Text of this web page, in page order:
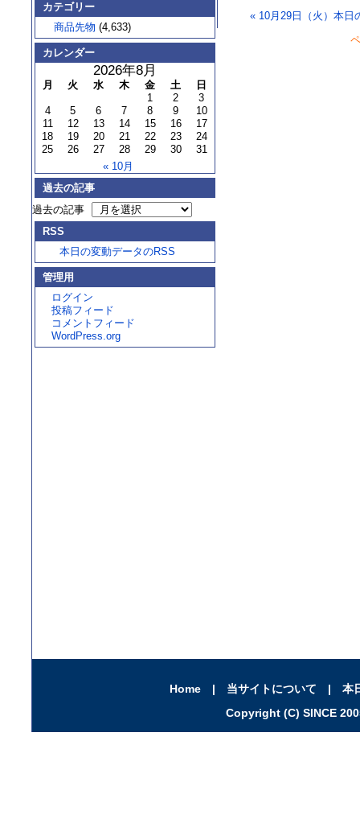
«10月29日（火）本日
カテゴリー
商品先物 (4,633)
カレンダー
2026年8月
月 火 水 木 金 土
日
1
2
3
4
5 6 7 8 9
10
11
12 13 14 15 16
17
18
19 20 21 22 23
24
25
26 27 28 29 30
31
« 10月
過去の記事
過去の記事
RSS
本日の変動データのRSS
管理用
ログイン
投稿フィード
コメントフィード
WordPress.org
Home| 当サイトについて | 本
Copyright (C) SINCE